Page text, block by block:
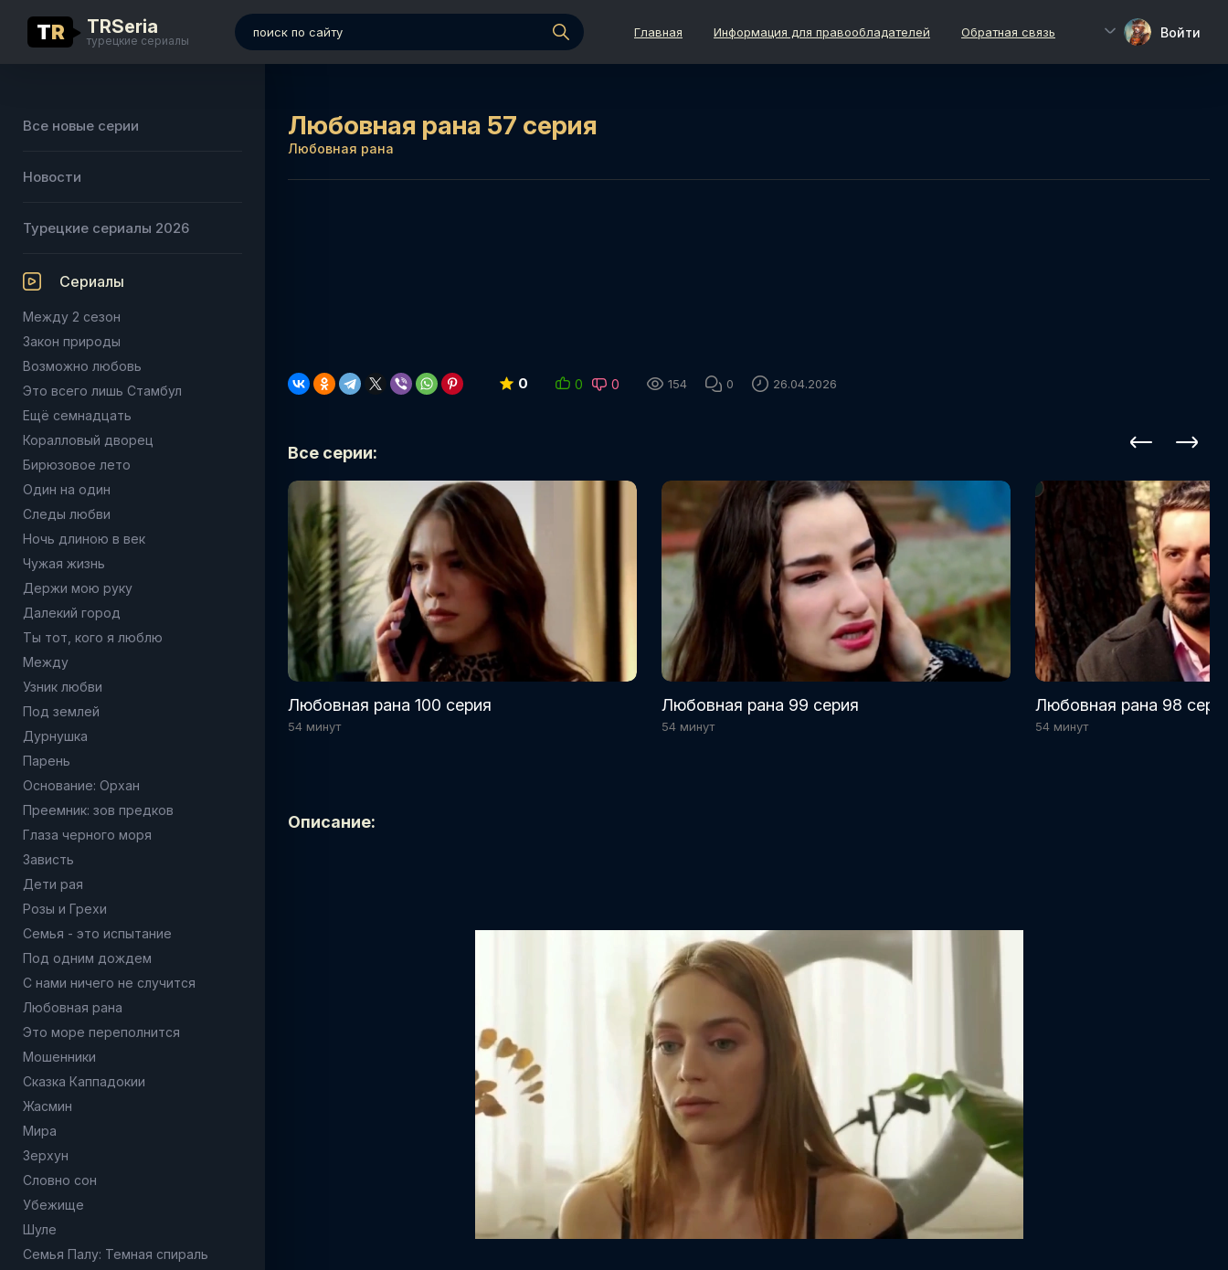
TR TRSeria
турецкие сериалы
Главная Информация для правообладателей Обратная связь Войти
Все новые серии
Новости
Турецкие сериалы 2026
Сериалы
Между 2 сезон
Закон природы
Возможно любовь
Это всего лишь Стамбул
Ещё семнадцать
Коралловый дворец
Бирюзовое лето
Один на один
Следы любви
Ночь длиною в век
Чужая жизнь
Держи мою руку
Далекий город
Ты тот, кого я люблю
Между
Узник любви
Под землей
Дурнушка
Парень
Основание: Орхан
Преемник: зов предков
Глаза черного моря
Зависть
Дети рая
Розы и Грехи
Семья - это испытание
Под одним дождем
С нами ничего не случится
Любовная рана
Это море переполнится
Мошенники
Сказка Каппадокии
Жасмин
Мира
Зерхун
Словно сон
Убежище
Шуле
Семья Палу: Темная спираль
Любовная рана 57 серия
Любовная рана
0 0 0 154 0 26.04.2026
Все серии:
Любовная рана 100 серия
54 минут
Любовная рана 99 серия
54 минут
Любовная рана 98
54 минут
Описание: